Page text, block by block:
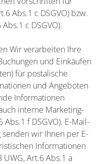
Abs.1 c DSGVO) bzw.
c DSGVO).
Wir verarbeiten Ihre
und Einkäufen
für postalische
und Angeboten
Informationen
interne Marketing-
f DSGVO). E-Mail-
wir Ihnen per E-
Informationen
UWG, Art.6 Abs.1 a